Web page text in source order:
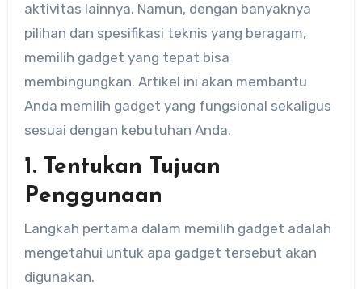
aktivitas lainnya. Namun, dengan banyaknya
pilihan dan spesifikasi teknis yang beragam,
memilih gadget yang tepat bisa
membingungkan. Artikel ini akan membantu
Anda memilih gadget yang fungsional sekaligus
sesuai dengan kebutuhan Anda.
1. Tentukan Tujuan
Penggunaan
Langkah pertama dalam memilih gadget adalah
mengetahui untuk apa gadget tersebut akan
digunakan.